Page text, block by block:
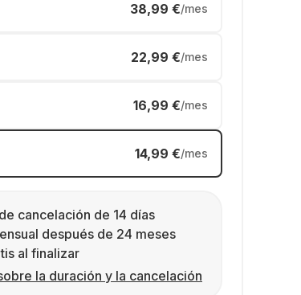
38,99 €/mes
22,99 €/mes
16,99 €/mes
14,99 €/mes
cancelación de 14 días
después de 24 meses
al finalizar
la duración y la cancelación